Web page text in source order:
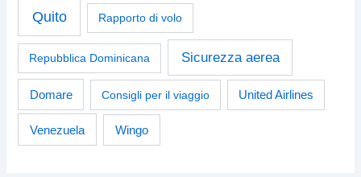
Quito Rapporto di volo
Repubblica Dominicana Sicurezza aerea
Domare Consigli per il viaggio United Airlines
Venezuela Wingo